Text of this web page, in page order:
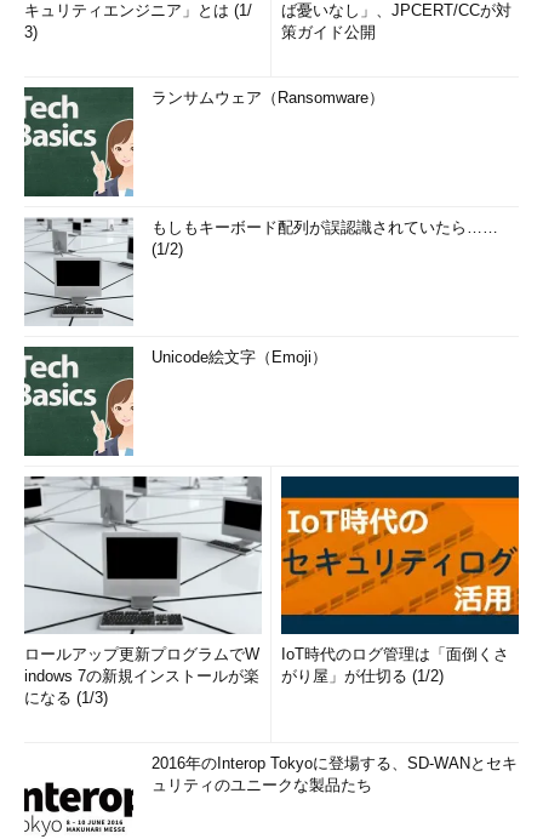
キュリティエンジニア」とは (1/
3)
ば憂いなし」、JPCERT/CCが対
策ガイド公開
ランサムウェア（Ransomware）
もしもキーボード配列が誤認識されていたら……
(1/2)
Unicode絵文字（Emoji）
ロールアップ更新プログラムでW
indows 7の新規インストールが楽
になる (1/3)
IoT時代のログ管理は「面倒くさ
がり屋」が仕切る (1/2)
2016年のInterop Tokyoに登場する、SD-WANとセキ
ュリティのユニークな製品たち